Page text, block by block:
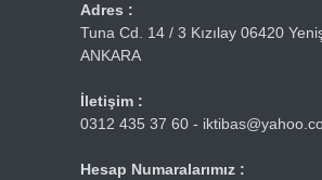
Adres :
Tuna Cd. 14 / 3 Kızılay 06420
ANKARA
İletişim :
0312 435 37 60 -
Hesap Numaralarımız :